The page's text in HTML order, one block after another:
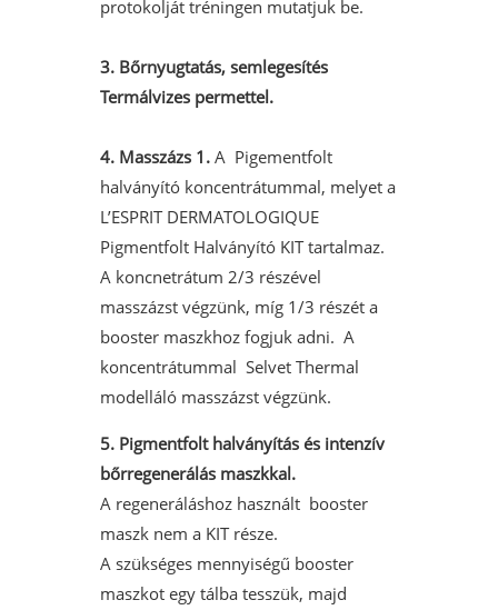
protokolját tréningen mutatjuk be.
3. Bőrnyugtatás, semlegesítés
Termálvizes permettel.
4. Masszázs 1. A Pigementfolt
halványító koncentrátummal, melyet a
L’ESPRIT DERMATOLOGIQUE
Pigmentfolt Halványító KIT tartalmaz.
A koncnetrátum 2/3 részével
masszázst végzünk, míg 1/3 részét a
booster maszkhoz fogjuk adni. A
koncentrátummal Selvet Thermal
modelláló masszázst végzünk.
5. Pigmentfolt halványítás és intenzív
bőrregenerálás maszkkal.
A regeneráláshoz használt booster
maszk nem a KIT része.
A szükséges mennyiségű booster
maszkot egy tálba tesszük, majd